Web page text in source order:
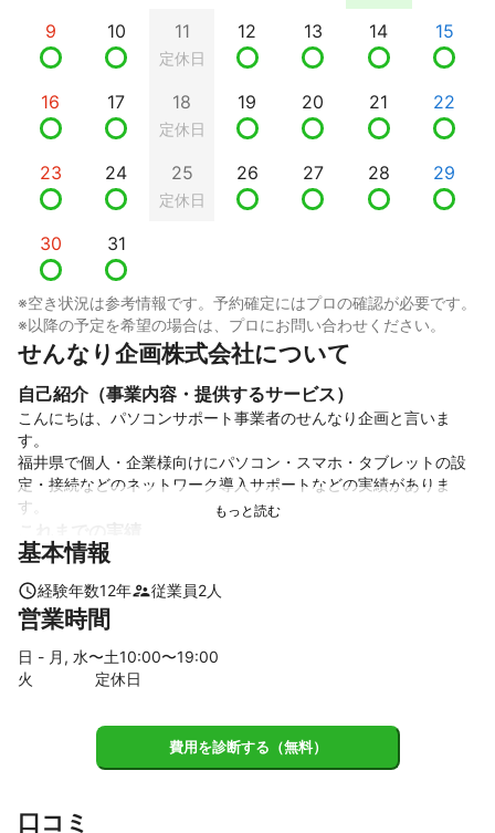
9 10 11
定休日
12 13 14 15
16 17 18
定休日
19 20 21 22
23 24 25
定休日
26 27 28 29
30 31
※空き状況は参考情報です。予約確定にはプロの確認が必要です。
※以降の予定を希望の場合は、プロにお問い合わせください。
せんなり企画株式会社について
自己紹介（事業内容・提供するサービス）
こんにちは、パソコンサポート事業者のせんなり企画と言いま
す。
福井県で個人・企業様向けにパソコン・スマホ・タブレットの設
定・接続などのネットワーク導入サポートなどの実績がありま
す。
・個人、企業向け
アピールポイント
10年以上のサポート経験があります。
基本情報
経験年数12年 従業員2人
営業時間
日 - 月, 水〜土10:00〜19:00
火
定休日
費用を診断する（無料）
口コミ